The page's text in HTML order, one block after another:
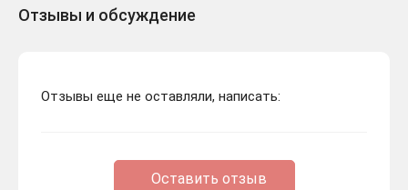
Отзывы и обсуждение
Отзывы еще не оставляли, написать:
Оставить отзыв